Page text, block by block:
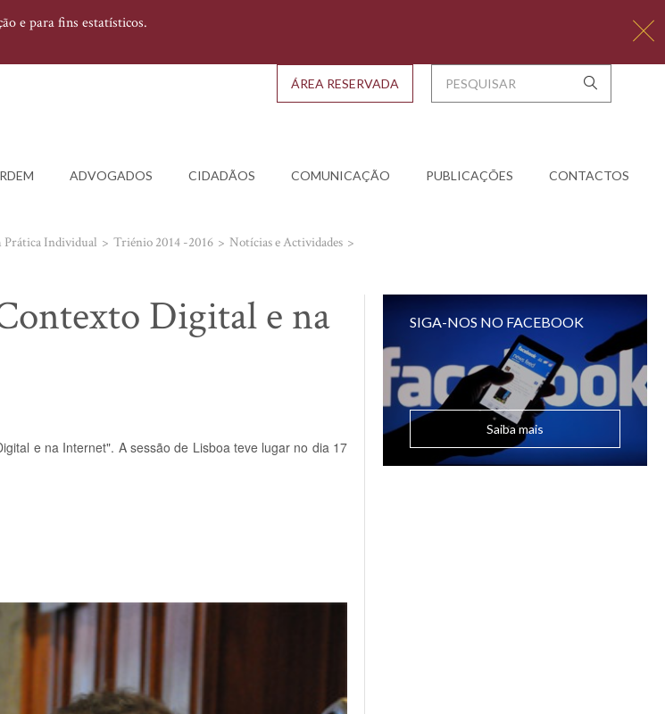
e para fins estatísticos.
ADVOGADOS CIDADÃOS COMUNICAÇÃO PUBLICAÇÕES CONTACTOS
ÁREA RESERVADA
Prática Individual Triénio 2014 -2016
Notícias e Actividades
Digital e na
e na Internet". A sessão de Lisboa teve lugar no dia 17
SIGA-NOS NO FACEBOOK
Saiba mais